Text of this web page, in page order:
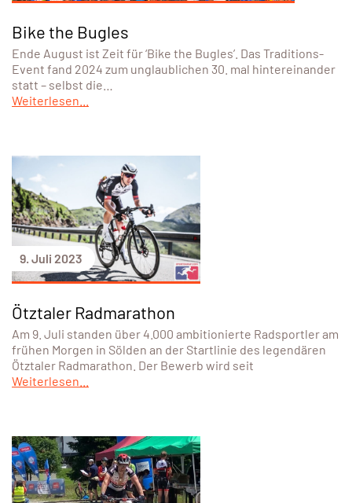
Bike the Bugles
Ende August ist Zeit für ‘Bike the Bugles’. Das Traditions-
Event fand 2024 zum unglaublichen 30. mal hintereinander
statt – selbst die…
Weiterlesen...
9. Juli 2023
Ötztaler Radmarathon
Am 9. Juli standen über 4.000 ambitionierte Radsportler am
frühen Morgen in Sölden an der Startlinie des legendären
Ötztaler Radmarathon. Der Bewerb wird seit
Weiterlesen...